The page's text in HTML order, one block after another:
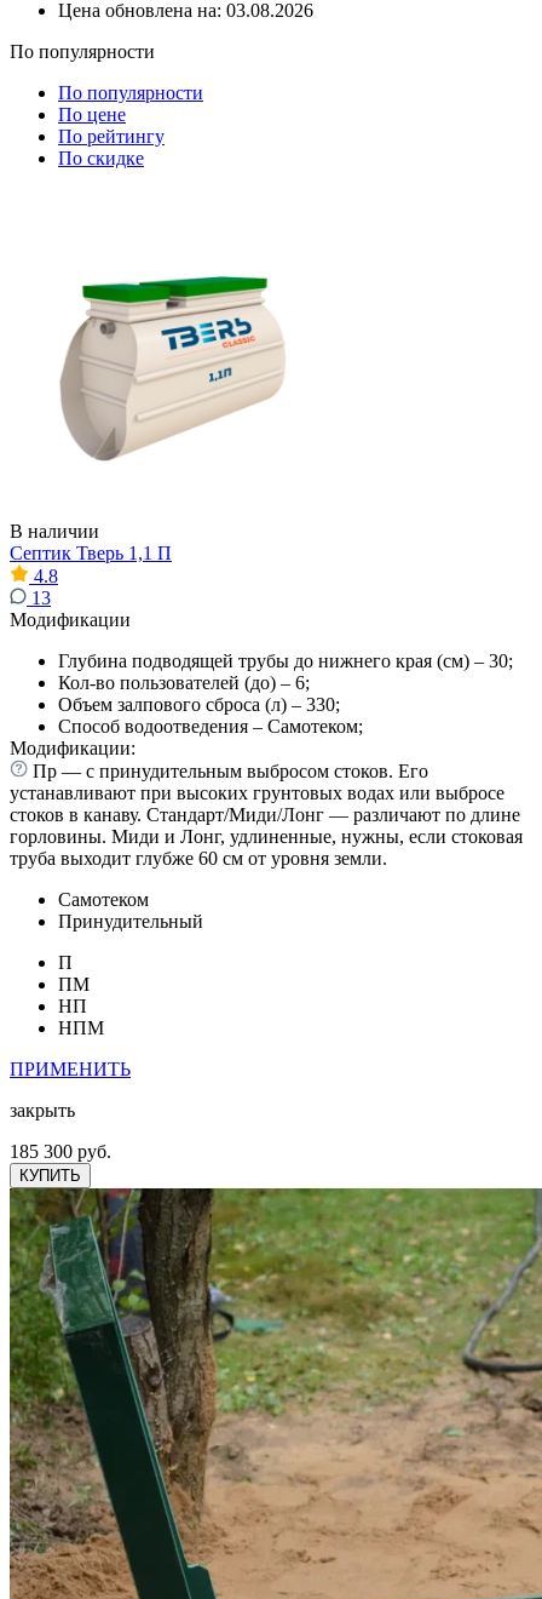
Цена обновлена на: 03.08.2026
По популярности
По популярности
По цене
По рейтингу
По скидке
В наличии
Септик Тверь 1,1 П
4.8
13
Модификации
Глубина подводящей трубы до нижнего края (см) – 30;
Кол-во пользователей (до) – 6;
Объем залпового сброса (л) – 330;
Способ водоотведения – Самотеком;
Модификации:
Пр — с принудительным выбросом стоков. Его
устанавливают при высоких грунтовых водах или выбросе
стоков в канаву. Стандарт/Миди/Лонг — различают по длине
горловины. Миди и Лонг, удлиненные, нужны, если стоковая
труба выходит глубже 60 см от уровня земли.
Самотеком
Принудительный
П
ПМ
НП
НПМ
ПРИМЕНИТЬ
закрыть
185 300 руб.
КУПИТЬ